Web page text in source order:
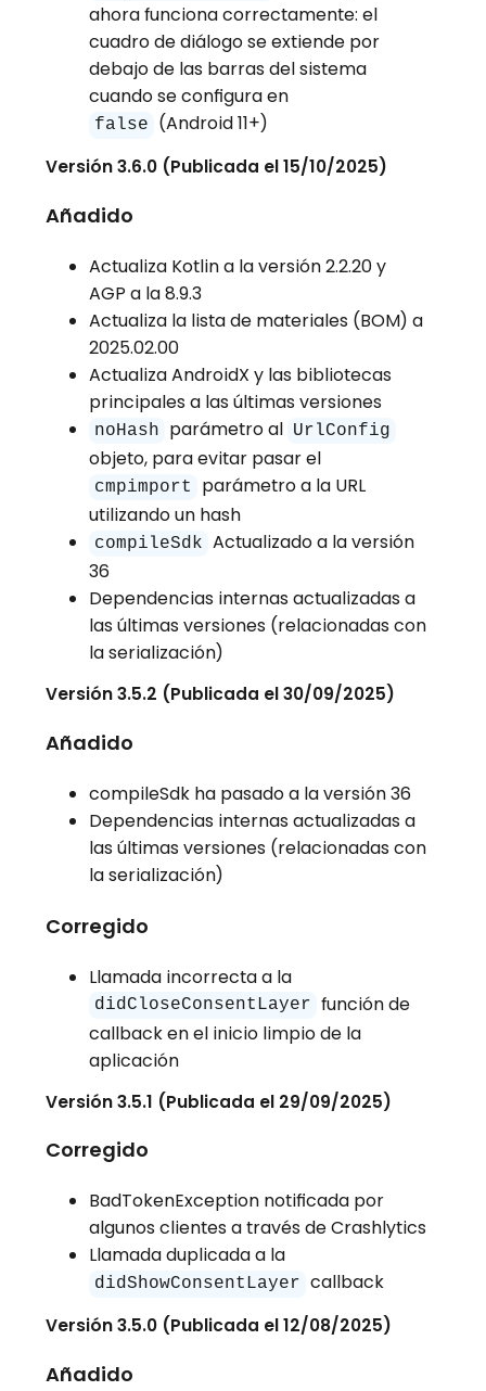
ahora funciona correctamente: el
cuadro de diálogo se extiende por
debajo de las barras del sistema
cuando se configura en
false (Android 11+)
Versión 3.6.0 (Publicada el 15/10/2025)
Añadido
Actualiza Kotlin a la versión 2.2.20 y
AGP a la 8.9.3
Actualiza la lista de materiales (BOM) a
2025.02.00
Actualiza AndroidX y las bibliotecas
principales a las últimas versiones
noHash parámetro al UrlConfig
objeto, para evitar pasar el
cmpimport
parámetro a la URL
utilizando un hash
compileSdk Actualizado a la versión
36
Dependencias internas actualizadas a
las últimas versiones (relacionadas con
la serialización)
Versión 3.5.2 (Publicada el 30/09/2025)
Añadido
compileSdk ha pasado a la versión 36
Dependencias internas actualizadas a
las últimas versiones (relacionadas con
la serialización)
Corregido
Llamada incorrecta a la
didCloseConsentLayer función de
callback en el inicio limpio de la
aplicación
Versión 3.5.1 (Publicada el 29/09/2025)
Corregido
BadTokenException notificada por
algunos clientes a través de Crashlytics
Llamada duplicada a la
didShowConsentLayer callback
Versión 3.5.0 (Publicada el 12/08/2025)
Añadido